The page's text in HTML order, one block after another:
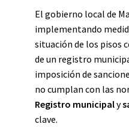
El gobierno local de
implementando
situación de los pisos
de un registro
imposición de
no cumplan con las
Registro municipaly
clave.